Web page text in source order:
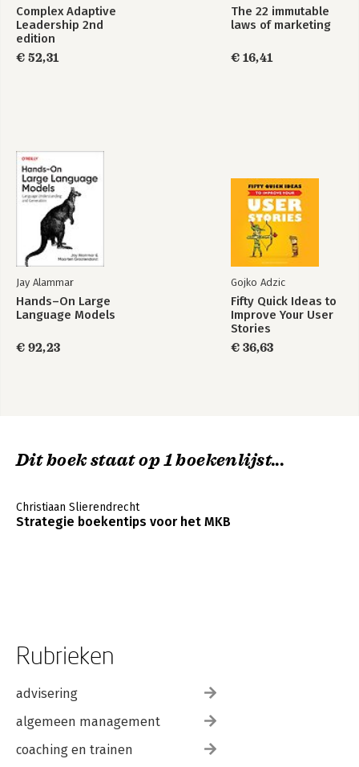
Waarom geweldig worden
Epiloog: Meest gestelde vragen
1D. Onderzoeksstappen
2A. Analyses van interne versus externe ceo's
5A. Bedrijfstakgerichte analyse en rangorde
8A. Valstrikgedrag van de bedrijven uit de controlegroep
8B. Samenvatting analyse verwerven en afstoten van
bedrijfseenheden
Noten
Register
Complex Adaptive
Leadership 2nd
edition
€ 52,31
The 22 immutable
laws of marketing
€ 16,41
Jay Alammar
Hands–On Large
Language Models
€ 92,23
Gojko Adzic
Fifty Quick Ideas to
Improve Your User
Stories
€ 36,63
Dit boek staat op 1 boekenlijst...
Christiaan Slierendrecht
Strategie boekentips voor het MKB
Rubrieken
advisering
algemeen management
coaching en trainen